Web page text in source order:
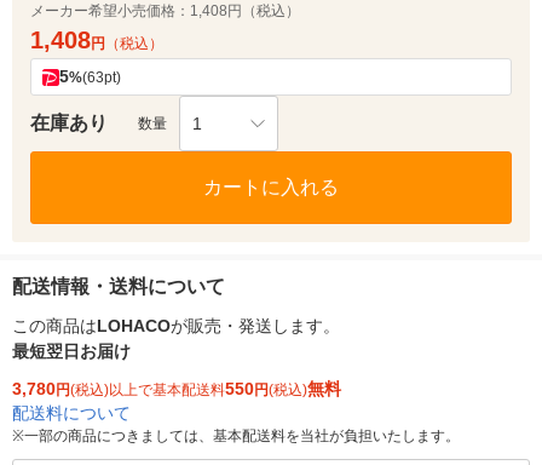
メーカー希望小売価格： 1,408円（税込）
1,408円 （税込）
5%(63pt)
在庫あり 数量 1
カートに入れる
配送情報・送料について
この商品はLOHACOが販売・発送します。
最短翌日お届け
3,780円(税込)以上で基本配送料550円(税込)無料
配送料について
※一部の商品につきましては、基本配送料を当社が負担いたします。